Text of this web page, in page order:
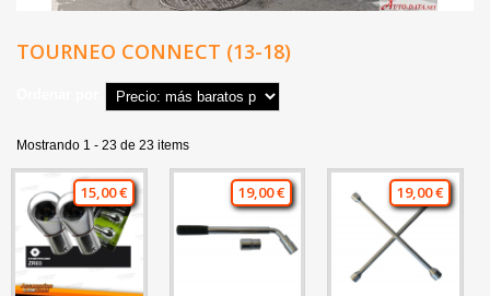
TOURNEO CONNECT (13-18)
Mostrando 1 - 23 de 23 items
15,00 € 19,00 € 19,00 €